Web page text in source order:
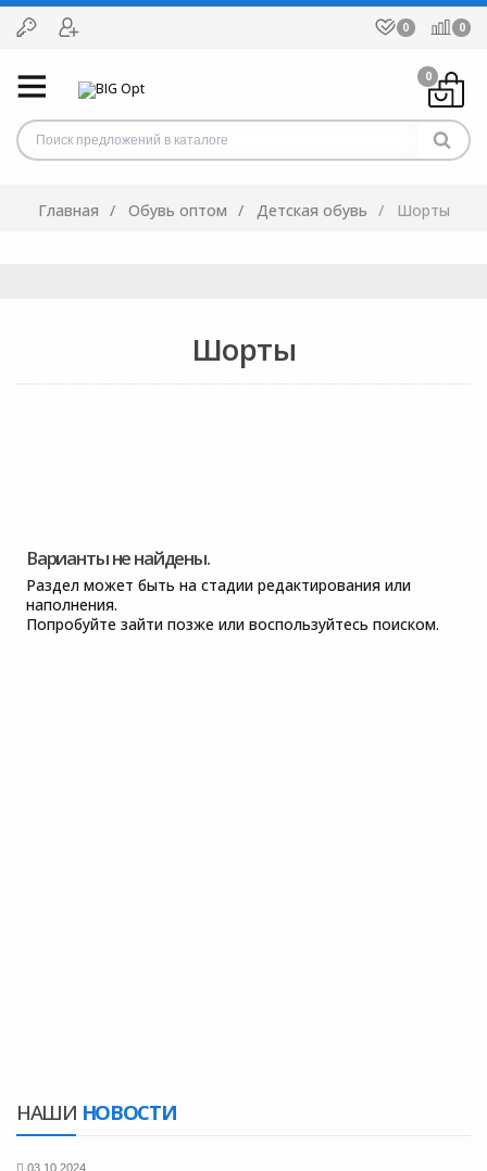
0 0
0
Главная Обувь оптом Детская обувь Шорты
НАШИ НОВОСТИ
03.10.2024
Шорты
Варианты не найдены.
Раздел может быть на стадии редактирования или
наполнения.
Попробуйте зайти позже или воспользуйтесь поиском.